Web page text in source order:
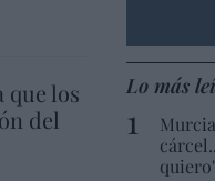
que los
del
Lo más
quiero"